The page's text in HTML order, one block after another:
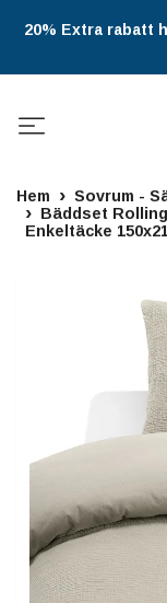
20% Extra rabatt
Hem Sovrum -
Bäddset
Enkeltäcke